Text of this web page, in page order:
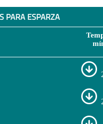
PARA ESPARZA